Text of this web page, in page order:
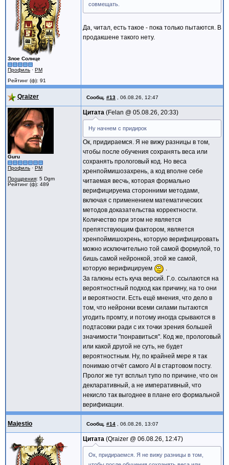
Злое Солнце
Профиль · PM
Рейтинг (ф): 91
совмещать.
Да, читал, есть такое - пока только пытаются. В
продакшене такого нету.
Qraizer Сообщ. #13 06.08.26, 12:47
Guru
Профиль · PM
Поощрения: 5 Dgm
Рейтинг (ф): 489
Цитата Felan @ 05.08.26, 20:33
Ну начнем с придирок
Ок, придираемся. Я не вижу разницы в том,
чтобы после обучения сохранять веса или
сохранять прологовый код. Но веса
хренпоймишозахрень, а код вполне себе
читаемая весчь, которая формально
верифицируема сторонними методами,
включая с применением математических
методов доказательства корректности.
Количество при этом не является
препятствующим фактором, является
хренпоймишохрень, которую верифицировать
можно исключительно той самой формулой, то
бишь самой нейронкой, этой же самой,
которую верифицируем
.
За галюны есть куча версий. Г.о. ссылаются на
вероятностный подход как причину, на то они
и вероятности. Есть ещё мнения, что дело в
том, что нейронки всеми силами пытаются
угодить промту, и потому иногда срываются в
подтасовки ради с их точки зрения большей
значимости "понравиться". Код же, прологовый
или какой другой не суть, не будет
вероятностным. Ну, по крайней мере я так
понимаю отчёт самого AI в стартовом посту.
Пролог же тут всплыл тупо по причине, что он
декларативный, а не императивный, что
некисло так выгоднее в плане его формальной
верификации.
Majestio Сообщ. #14 06.08.26, 13:07
Цитата Qraizer @ 06.08.26, 12:47
Ок, придираемся. Я не вижу разницы в том,